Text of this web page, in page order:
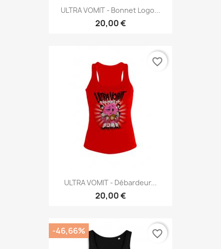
ULTRA VOMIT - Bonnet Logo...
20,00 €
ULTRA VOMIT - Débardeur...
20,00 €
favorite_border
-46,66% favorite_border